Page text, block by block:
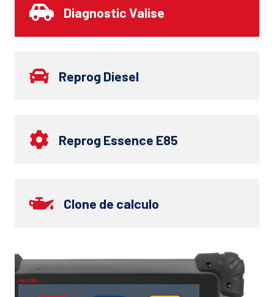
Diagnostic Valise
Reprog Diesel
Reprog Essence E85
Clone de calculo